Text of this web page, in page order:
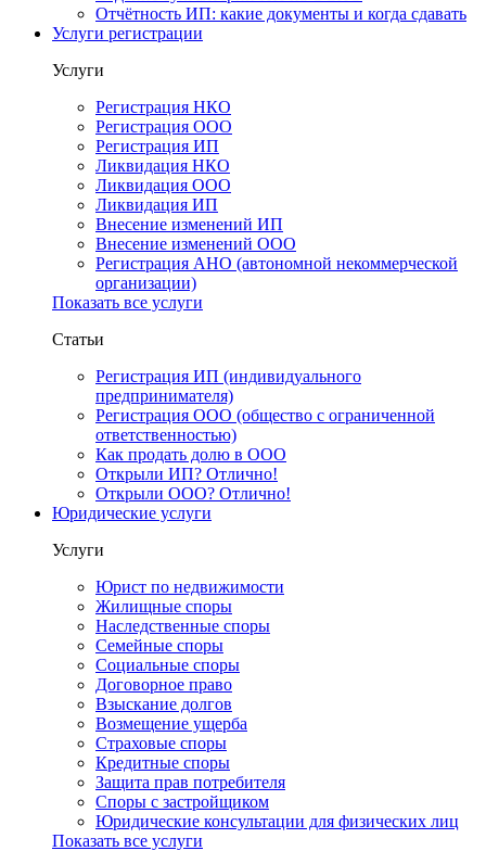
Отчётность ИП: какие документы и когда сдавать
Услуги регистрации
Услуги
Регистрация НКО
Регистрация ООО
Регистрация ИП
Ликвидация НКО
Ликвидация ООО
Ликвидация ИП
Внесение изменений ИП
Внесение изменений ООО
Регистрация АНО (автономной некоммерческой
организации)
Показать все услуги
Статьи
Регистрация ИП (индивидуального
предпринимателя)
Регистрация ООО (общество с ограниченной
ответственностью)
Как продать долю в ООО
Открыли ИП? Отлично!
Открыли ООО? Отлично!
Юридические услуги
Услуги
Юрист по недвижимости
Жилищные споры
Наследственные споры
Семейные споры
Социальные споры
Договорное право
Взыскание долгов
Возмещение ущерба
Страховые споры
Кредитные споры
Защита прав потребителя
Споры с застройщиком
Юридические консультации для физических лиц
Показать все услуги